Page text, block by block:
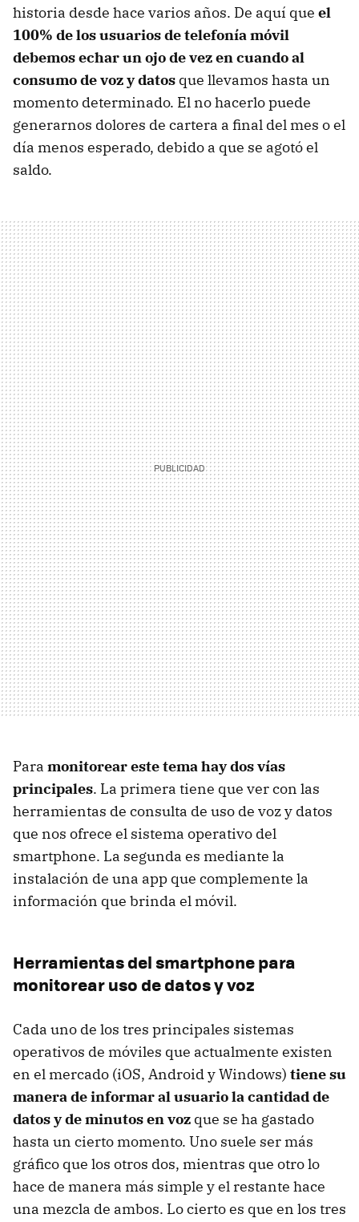
historia desde hace varios años. De aquí que el
100% de los usuarios de telefonía móvil
debemos echar un ojo de vez en cuando al
consumo de voz y datos que llevamos hasta un
momento determinado. El no hacerlo puede
generarnos dolores de cartera a final del mes o el
día menos esperado, debido a que se agotó el
saldo.
Para monitorear este tema hay dos vías
principales. La primera tiene que ver con las
herramientas de consulta de uso de voz y datos
que nos ofrece el sistema operativo del
smartphone. La segunda es mediante la
instalación de una app que complemente la
información que brinda el móvil.
Herramientas del smartphone para
monitorear uso de datos y voz
Cada uno de los tres principales sistemas
operativos de móviles que actualmente existen
en el mercado (iOS, Android y Windows) tiene su
manera de informar al usuario la cantidad de
datos y de minutos en voz que se ha gastado
hasta un cierto momento. Uno suele ser más
gráfico que los otros dos, mientras que otro lo
hace de manera más simple y el restante hace
una mezcla de ambos. Lo cierto es que en los tres